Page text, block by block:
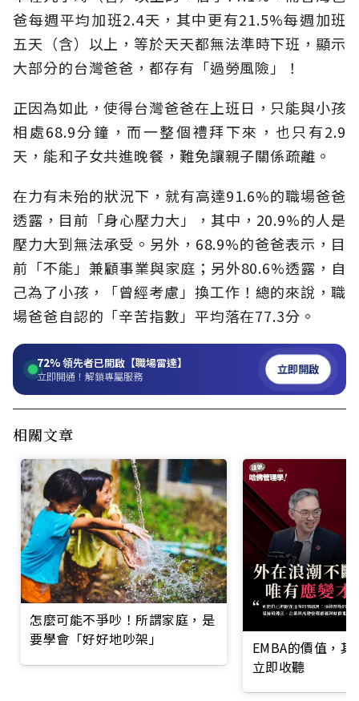
爸每週平均加班2.4天，其中更有21.5%每週加班
五天（含）以上，等於天天都無法準時下班，顯示
大部分的台灣爸爸，都存有「過勞風險」！
正因為如此，使得台灣爸爸在上班日，只能與小孩
相處68.9分鐘，而一整個禮拜下來，也只有2.9
天，能和子女共進晚餐，難免讓親子關係疏離。
在力有未殆的狀況下，就有高達91.6%的職場爸爸
透露，目前「身心壓力大」，其中，20.9%的人是
壓力大到無法承受。另外，68.9%的爸爸表示，目
前「不能」兼顧事業與家庭；另外80.6%透露，自
己為了小孩，「曾經考慮」換工作！總的來說，職
場爸爸自認的「辛苦指數」平均落在77.3分。
72%領先者已開啟【職場雷達】
立即開通！解鎖專屬服務 立即開啟
相關文章
怎麼可能不爭吵！所謂家庭，是
要學會「好好地吵架」
EMBA的價值，
立即收聽